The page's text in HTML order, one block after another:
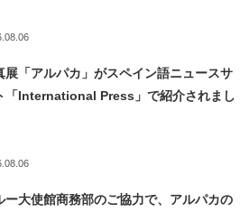
展「アルパカ」がスペイン語ニュースサ
「International Press」で紹介されまし
ー大使館商務部のご協力で、アルパカの